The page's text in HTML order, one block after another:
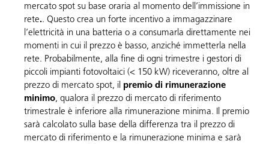
mercato spot su base oraria al momento dell’immissione in
rete.. Questo crea un forte incentivo a immagazzinare
l’elettricità in una batteria o a consumarla direttamente nei
momenti in cui il prezzo è basso, anziché immetterla nella
rete. Probabilmente, alla fine di ogni trimestre i gestori di
piccoli impianti fotovoltaici (< 150 kW) riceveranno, oltre al
prezzo di mercato spot, il premio di rimunerazione
minimo, qualora il prezzo di mercato di riferimento
trimestrale è inferiore alla rimunerazione minima. Il premio
sarà calcolato sulla base della differenza tra il prezzo di
mercato di riferimento e la rimunerazione minima e sarà